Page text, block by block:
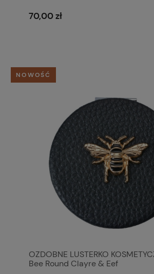
70,00 zł
OZDOBNE LUSTERKO
Bee Round Clayre & Eef
NOWOŚĆ